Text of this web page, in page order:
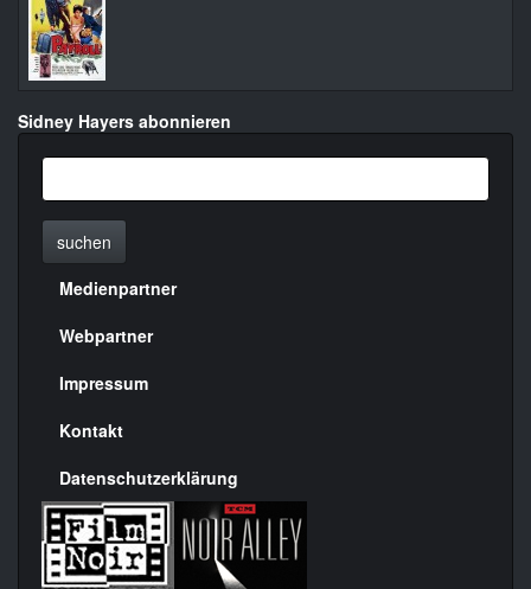
Sidney Hayers abonnieren
suchen
Menülinks
rechte
Seite
Medienpartner
Webpartner
Impressum
Kontakt
Datenschutzerklärung